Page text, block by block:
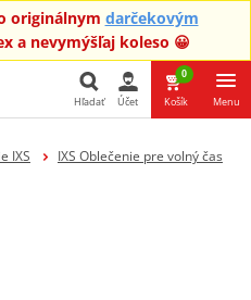
originálnym darčekovým
a nevymýšľaj koleso 😀
Hľadať
Hľadať Účet
0
Košík Menu
IXS
IXS Oblečenie pre volný čas